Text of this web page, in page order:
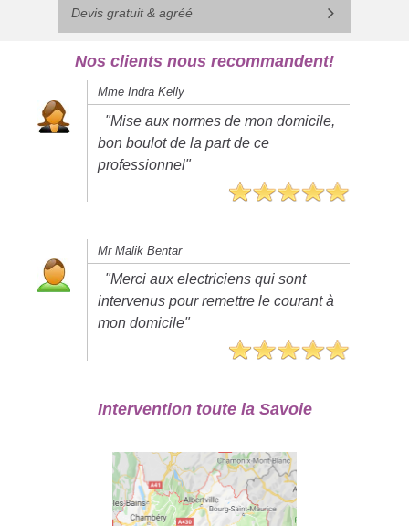
Devis gratuit & agréé
Nos clients nous recommandent!
Mme Indra Kelly
"Mise aux normes de mon domicile,
bon boulot de la part de ce
professionnel"
Mr Malik Bentar
"Merci aux electriciens qui sont
intervenus pour remettre le courant à
mon domicile"
Intervention toute la Savoie